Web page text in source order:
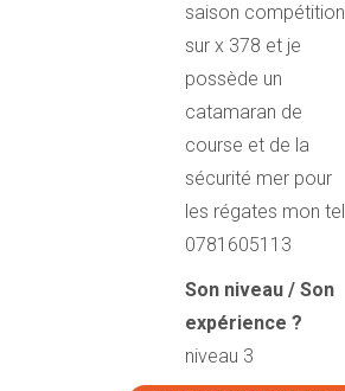
saison compétition
sur x 378 et je
possède un
catamaran de
course et de la
sécurité mer pour
les régates mon tel
0781605113
Son niveau / Son
expérience ?
niveau 3